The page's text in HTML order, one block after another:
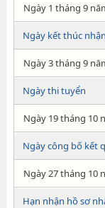
Ngày 1 tháng 9
Ngày kết thúc
Ngày 3 tháng 9
Ngày thi tuyển
Ngày 19 tháng 10
Ngày công bố kết
Ngày 27 tháng 10
Hạn nhận hồ sơ